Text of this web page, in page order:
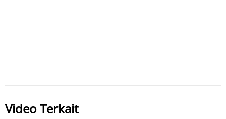
Video Terkait